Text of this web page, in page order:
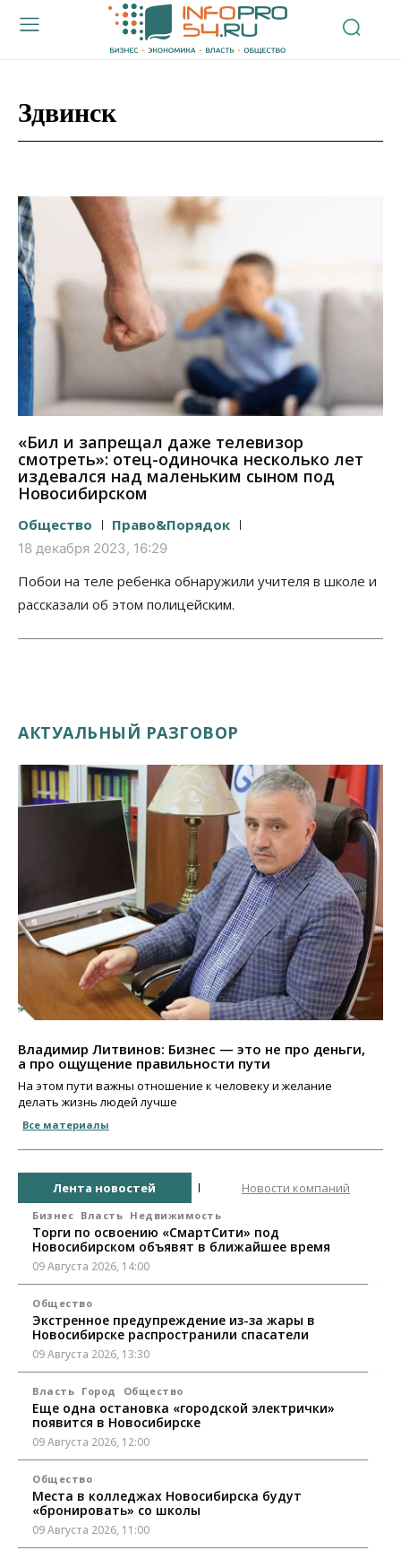
Здвинск
«Бил и запрещал даже телевизор
смотреть»: отец-одиночка несколько лет
издевался над маленьким сыном под
Новосибирском
Общество Право&Порядок
18 декабря 2023, 16:29
Побои на теле ребенка обнаружили учителя в школе и
рассказали об этом полицейским.
АКТУАЛЬНЫЙ РАЗГОВОР
Владимир Литвинов: Бизнес — это не про деньги,
а про ощущение правильности пути
На этом пути важны отношение к человеку и желание
делать жизнь людей лучше
Все материалы
Лента новостей Новости компаний
Бизнес Власть Недвижимость
Торги по освоению «СмартСити» под
Новосибирском объявят в ближайшее время
09 Августа 2026, 14:00
Общество
Экстренное предупреждение из-за жары в
Новосибирске распространили спасатели
09 Августа 2026, 13:30
Власть Город Общество
Еще одна остановка «городской электрички»
появится в Новосибирске
09 Августа 2026, 12:00
Общество
Места в колледжах Новосибирска будут
«бронировать» со школы
09 Августа 2026, 11:00